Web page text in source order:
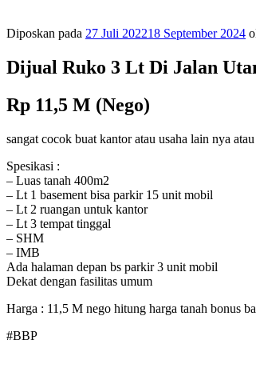
Diposkan pada 27 Juli 202218 September 2024
Dijual Ruko 3 Lt Di Jalan
Rp 11,5 M (Nego)
sangat cocok buat kantor atau usaha lain nya
Spesikasi :
– Luas tanah 400m2
– Lt 1 basement bisa parkir 15 unit mobil
– Lt 2 ruangan untuk kantor
– Lt 3 tempat tinggal
– SHM
– IMB
Ada halaman depan bs parkir 3 unit mobil
Dekat dengan fasilitas umum
Harga : 11,5 M nego hitung harga tanah bonus
#BBP